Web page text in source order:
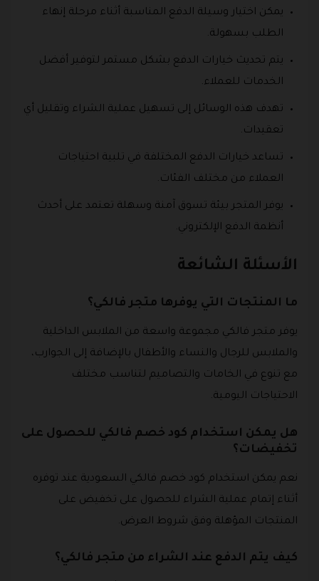
يمكن اختيار وسيلة الدفع المناسبة أثناء مرحلة إنهاء
الطلب بسهولة.
يتم تحديث خيارات الدفع بشكل مستمر لتوفير أفضل
الخدمات للعملاء.
تهدف هذه الوسائل إلى تسهيل عملية الشراء وتقليل أي
تعقيدات.
تساعد خيارات الدفع المختلفة في تلبية احتياجات
العملاء من مختلف الفئات.
يوفر المتجر بيئة تسوق آمنة وسهلة تعتمد على أحدث
أنظمة الدفع الإلكتروني.
الأسئلة الشائعة
ما المنتجات التي يوفرها متجر فالكي؟
يوفر متجر فالكي مجموعة واسعة من الملابس الداخلية
والملابس للرجال والنساء والأطفال بالإضافة إلى الجوارب،
مع تنوع في الخامات والتصاميم لتناسب مختلف
الاحتياجات اليومية.
هل يمكن استخدام كود خصم فالكي للحصول على
تخفيضات؟
نعم يمكن استخدام كود خصم فالكي السعودية عند توفره
أثناء إتمام عملية الشراء للحصول على تخفيض على
المنتجات المؤهلة وفق شروط العرض.
كيف يتم الدفع عند الشراء من متجر فالكي؟